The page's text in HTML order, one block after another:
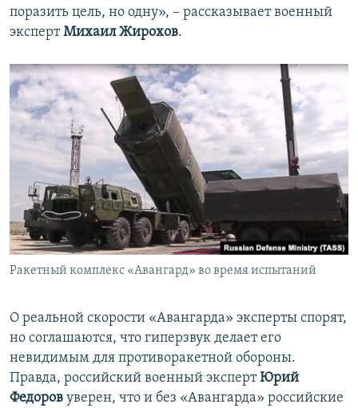
поразить цель, но одну», – рассказывает военный
экспертМихаил Жирохов.
Ракетный комплекс «Авангард» во время испытаний
О реальной скорости «Авангарда» эксперты спорят,
но соглашаются, что гиперзвук делает его
невидимым для противоракетной обороны.
Правда, российский военный экспертЮрий
Федоров уверен, что и без «Авангарда» российские